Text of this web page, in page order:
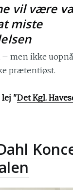
vil være
miste
men ikke
prætentiøst.
lej "Det Kgl.